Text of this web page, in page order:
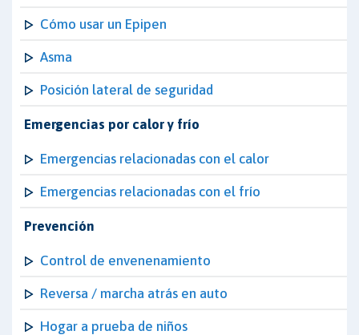
Cómo usar un Epipen
Asma
Posición lateral de seguridad
Emergencias por calor y frío
Emergencias relacionadas con el calor
Emergencias relacionadas con el frío
Prevención
Control de envenenamiento
Reversa / marcha atrás en auto
Hogar a prueba de niños